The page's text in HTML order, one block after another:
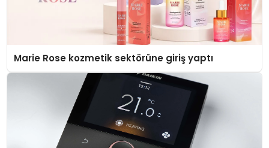
Marie Rose kozmetik sektörüne giriş yaptı